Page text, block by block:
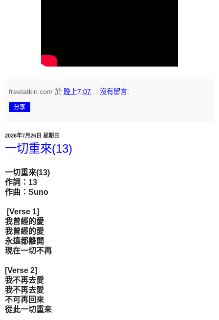
freetatkin.com 於 晚上7:07 沒有留言:
分享
2026年7月26日 星期日
一切重來(13)
一切重來(13)
作詞：13
作曲：Suno
[Verse 1]
我曾經的愛
我曾經的愛
永遠都離開
現在一切不再
[Verse 2]
我不再去愛
我不再去愛
不可再回來
從此一切重來